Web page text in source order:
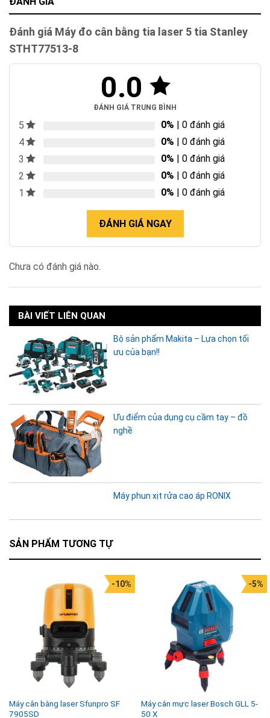
Đánh giá Máy đo cân bằng tia laser 5 tia Stanley
STHT77513-8
0.0
ĐÁNH GIÁ TRUNG BÌNH
5 0% | 0 đánh giá
4
0% | 0 đánh giá
3
0% | 0 đánh giá
2
0% | 0 đánh giá
1
0% | 0 đánh giá
ĐÁNH GIÁ NGAY
Chưa có đánh giá nào.
BÀI VIẾT LIÊN QUAN
Bộ sản phẩm Makita – Lựa chọn tối
ưu của bạn!!
Ưu điểm của dụng cụ cầm tay – đồ
nghề
Máy phun xịt rửa cao áp RONIX
SẢN PHẨM TƯƠNG TỰ
Máy cân bằng laser Sfunpro SF
7905SD
-10%
Máy cân mực laser Bosch GLL 5-
50 X
-5%